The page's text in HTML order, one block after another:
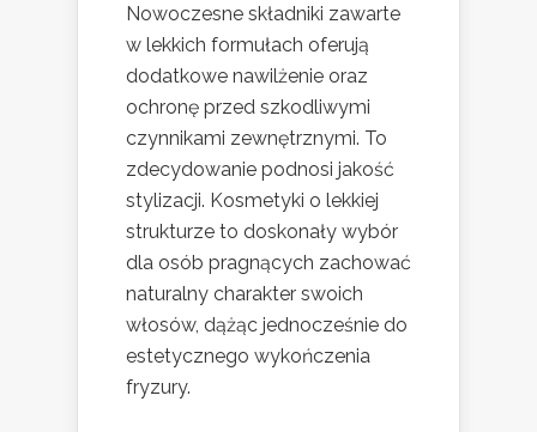
Nowoczesne składniki zawarte
w lekkich formułach oferują
dodatkowe nawilżenie oraz
ochronę przed szkodliwymi
czynnikami zewnętrznymi. To
zdecydowanie podnosi jakość
stylizacji. Kosmetyki o lekkiej
strukturze to doskonały wybór
dla osób pragnących zachować
naturalny charakter swoich
włosów, dążąc jednocześnie do
estetycznego wykończenia
fryzury.